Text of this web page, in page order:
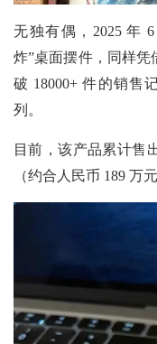
无独有偶，2025 年
炸”桌面摆件，同样凭
破 18000+ 件的销售
列。
目前，该产品累计售
（约合人民币 189 万元